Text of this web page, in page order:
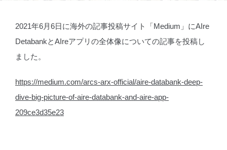
2021年6月6日に海外の記事投稿サイト「Medium」にAIre
DetabankとAIreアプリの全体像についての記事を投稿し
ました。
https://medium.com/arcs-arx-official/aire-databank-deep-
dive-big-picture-of-aire-databank-and-aire-app-
209ce3d35e23